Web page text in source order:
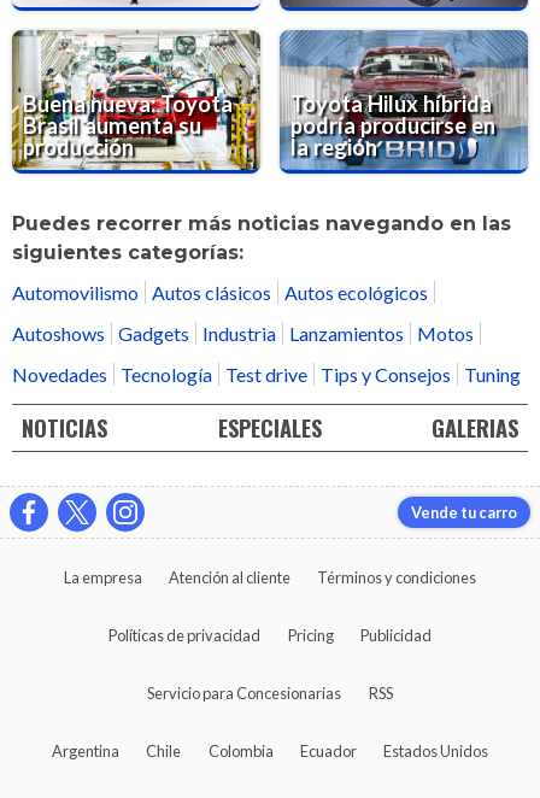
Buena nueva: Toyota
Brasil aumenta su
producción
Toyota Hilux híbrida
podría producirse en
la región
Puedes recorrer más noticias navegando en las
siguientes categorías:
Automovilismo
Autos clásicos
Autos ecológicos
Autoshows
Gadgets Industria Lanzamientos
Motos
Novedades
Tecnología Test drive Tips y Consejos Tuning
NOTICIAS ESPECIALES GALERIAS
Vende tu carro
La empresa Atención al cliente Términos y condiciones
Políticas de privacidad Pricing Publicidad
Servicio para Concesionarias RSS
Argentina Chile Colombia Ecuador Estados Unidos